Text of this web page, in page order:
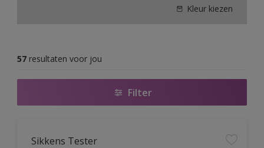
Kleur kiezen
57 resultaten voor jou
Filter
Sikkens Tester